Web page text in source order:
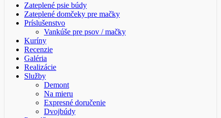
Zateplené psie búdy
Zateplené domčeky pre mačky
Príslušenstvo
Vankúše pre psov / mačky
Kuríny
Recenzie
Galéria
Realizácie
Služby
Demont
Na mieru
Expresné doručenie
Dvojbúdy